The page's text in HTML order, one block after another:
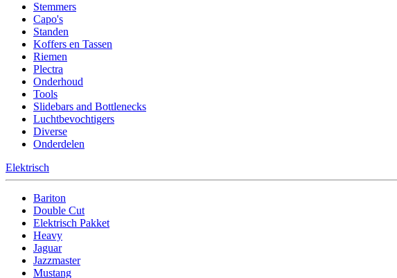
Stemmers
Capo's
Standen
Koffers en Tassen
Riemen
Plectra
Onderhoud
Tools
Slidebars and Bottlenecks
Luchtbevochtigers
Diverse
Onderdelen
Elektrisch
Bariton
Double Cut
Elektrisch Pakket
Heavy
Jaguar
Jazzmaster
Mustang